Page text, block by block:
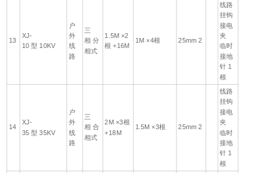
13
XJ-
10 型 10KV
户
外
线
路
三
相 分
相式
1.5M ×2
根 +16M
1M ×4根 25mm 2
线路
挂钩
接电
夹
临时
接地
针 1
根
14
XJ-
35 型 35KV
户
外
线
路
三
相 合
相式
2M ×3根
+18M
1.5M ×3根 25mm 2
线路
挂钩
接电
夹
临时
接地
针 1
根